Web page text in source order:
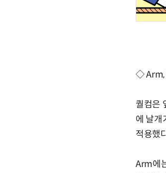
◇ Arm,
퀄컴은
에 날개
적용했
Arm에